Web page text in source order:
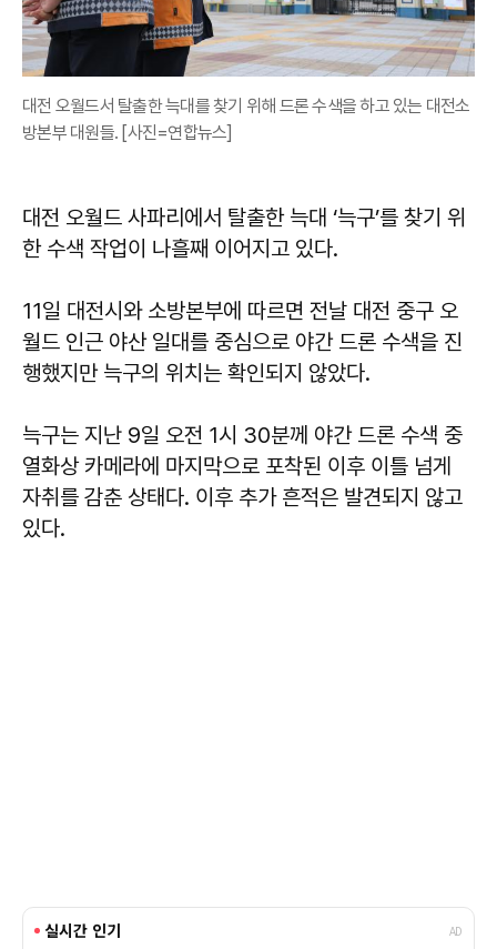
대전 오월드서 탈출한 늑대를 찾기 위해 드론 수색을 하고 있는 대전소
방본부 대원들. [사진=연합뉴스]
대전 오월드 사파리에서 탈출한 늑대 ‘늑구’를 찾기 위
한 수색 작업이 나흘째 이어지고 있다.
11일 대전시와 소방본부에 따르면 전날 대전 중구 오
월드 인근 야산 일대를 중심으로 야간 드론 수색을 진
행했지만 늑구의 위치는 확인되지 않았다.
늑구는 지난 9일 오전 1시 30분께 야간 드론 수색 중
열화상 카메라에 마지막으로 포착된 이후 이틀 넘게
자취를 감춘 상태다. 이후 추가 흔적은 발견되지 않고
있다.